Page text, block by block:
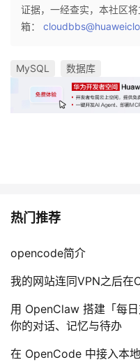
证据，一经查实，本社区
箱：
MySQL 数据库
热门推荐
opencode简介
我的网站连同VPN之后在
用 OpenClaw 搭建「每
你的对话、记忆与待办
在 OpenCode 中接入本